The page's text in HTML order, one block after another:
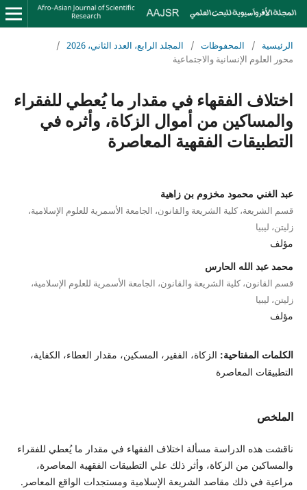
الرئيسية / المحفوظات / المجلد الرابع، العدد الثاني، 2026
/
محور العلوم الإنسانية والاجتماعية
اختلاف الفقهاء في مقدار ما يُعطي للفقراء
والمساكين من أموال الزكاة، وأثره في
التطبيقات الفقهية المعاصرة
عبد الغني محمود مخزوم بن زاهية
قسم الشريعة، كلية الشريعة والقانون، الجامعة الأسمرية للعلوم الإسلامية،
زليتن، ليبيا
مؤلف
محمد عبد الله الحارس
قسم القانون، كلية الشريعة والقانون، الجامعة الأسمرية للعلوم الإسلامية،
زليتن، ليبيا
مؤلف
الكلمات المفتاحية: الزكاة، الفقير، المسكين، مقدار العطاء، الكفاية،
التطبيقات المعاصرة
الملخص
ناقشت هذه الدراسة مسألة اختلاف الفقهاء في مقدار ما يُعطي للفقراء
والمساكين من الزكاة، وأثر ذلك علي التطبيقات الفقهية المعاصرة،
مراعية في ذلك مقاصد الشريعة الإسلامية ومستجدات الواقع المعاصر.